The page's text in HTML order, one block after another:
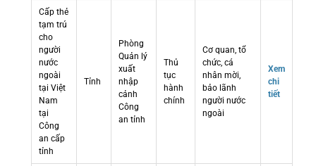
Cấp thẻ
tạm trú
cho
người
nước
ngoài
tại Việt
Nam
tại
Công
an cấp
tỉnh
Tỉnh
Phòng
Quản lý
xuất
nhập
cảnh
Công
an tỉnh
Thủ
tục
hành
chính
Cơ quan, tổ
chức, cá
nhân mời,
bảo lãnh
người nước
ngoài
Xem
chi
tiết